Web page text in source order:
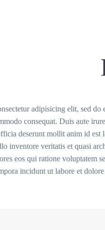
adipisicing elit, sed
consequat. Duis aute
deserunt mollit anim id est
inventore veritatis et quasi
eos qui ratione voluptatem
incidunt ut labore et